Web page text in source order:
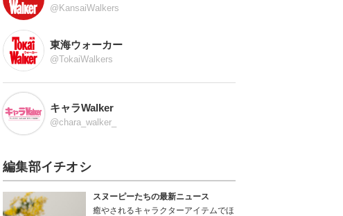
@KansaiWalkers
東海ウォーカー
@TokaiWalkers
キャラWalker
@chara_walker_
編集部イチオシ
スヌーピーたちの最新ニュース
癒やされるキャラクターアイテムでほ